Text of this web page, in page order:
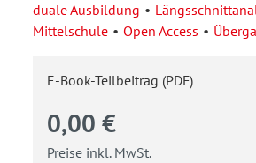
duale Ausbildung
Mittelschule
Open Access
E-Book-Teilbeitrag (PDF)
0,00 €
Preise inkl. MwSt.